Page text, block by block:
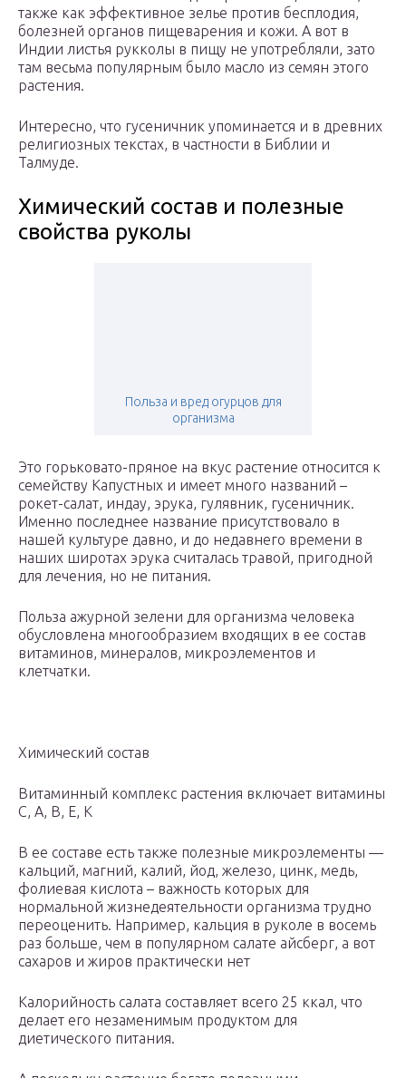
также как эффективное зелье против бесплодия,
болезней органов пищеварения и кожи. А вот в
Индии листья рукколы в пищу не употребляли, зато
там весьма популярным было масло из семян этого
растения.
Интересно, что гусеничник упоминается и в древних
религиозных текстах, в частности в Библии и
Талмуде.
Химический состав и полезные
свойства руколы
Польза и вред огурцов для
организма
Это горьковато-пряное на вкус растение относится к
семейству Капустных и имеет много названий –
рокет-салат, индау, эрука, гулявник, гусеничник.
Именно последнее название присутствовало в
нашей культуре давно, и до недавнего времени в
наших широтах эрука считалась травой, пригодной
для лечения, но не питания.
Польза ажурной зелени для организма человека
обусловлена многообразием входящих в ее состав
витаминов, минералов, микроэлементов и
клетчатки.
Химический состав
Витаминный комплекс растения включает витамины
С, А, В, Е, К
В ее составе есть также полезные микроэлементы —
кальций, магний, калий, йод, железо, цинк, медь,
фолиевая кислота – важность которых для
нормальной жизнедеятельности организма трудно
переоценить. Например, кальция в руколе в восемь
раз больше, чем в популярном салате айсберг, а вот
сахаров и жиров практически нет
Калорийность салата составляет всего 25 ккал, что
делает его незаменимым продуктом для
диетического питания.